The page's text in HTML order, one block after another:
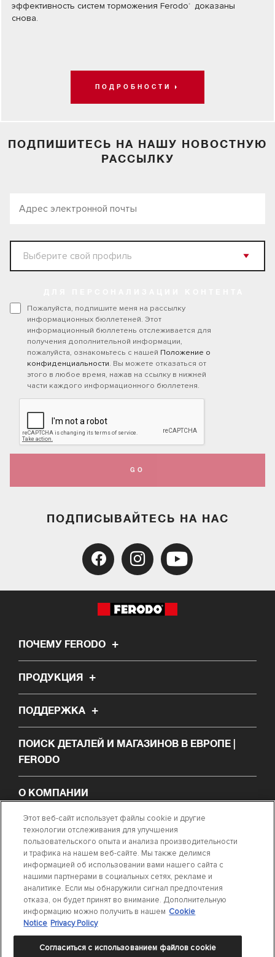
эффективность систем торможения Ferodo®
доказаны
снова.
ПОДРОБНОСТИ
ПОДПИШИТЕСЬ НА НАШУ НОВОСТНУЮ
РАССЫЛКУ
Пожалуйста, подпишите меня на рассылку
информационных бюллетеней. Этот
информационный бюллетень отслеживается для
получения дополнительной информации,
пожалуйста, ознакомьтесь с нашей Положение о
конфиденциальности. Вы можете отказаться от
этого в любое время, нажав на ссылку в нижней
части каждого информационного бюллетеня.
GO
ПОДПИСЫВАЙТЕСЬ НА НАС
ПОЧЕМУ FERODO
ПРОДУКЦИЯ
ПОДДЕРЖКА
ПОИСК ДЕТАЛЕЙ И МАГАЗИНОВ В ЕВРОПЕ |
FERODO
О КОМПАНИИ
НОВОСТИ
ПОИСК ТРЕБУЕМОЙ ДЕТАЛИ
СВЯЖИТЕСЬ С НАМИ
Этот веб-сайт использует файлы cookie и другие
технологии отслеживания для улучшения
пользовательского опыта и анализа производительности
и трафика на нашем веб-сайте. Мы также делимся
информацией об использовании вами нашего сайта с
нашими партнерами в социальных сетях, рекламе и
аналитике. Если мы обнаружили сигнал предпочтения
отказа, он будет принят во внимание. Дополнительную
информацию можно получить в нашем Cookie
Notice Privacy Policy
Согласиться с использованием файлов cookie